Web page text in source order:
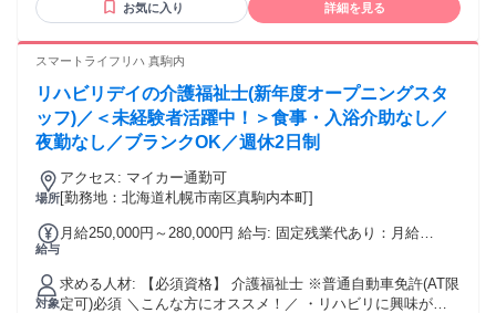
お気に入り 詳細を見る
スマートライフリハ 真駒内
リハビリデイの介護福祉士(新年度オープニングスタ
ッフ)／＜未経験者活躍中！＞食事・入浴介助なし／
夜勤なし／ブランクOK／週休2日制
場所
アクセス: マイカー通勤可
[勤務地：北海道札幌市南区真駒内本町]
給与
月給250,000円～280,000円 給与: 固定残業代あり：月給
￥24,000（17時間相当分）を含む。17時間を超える残業代は
追加で支給する。 昇給年2回 子ども手当
対象
求める人材: 【必須資格】 介護福祉士 ※普通自動車免許(AT限
定可)必須 ＼こんな方にオススメ！／ ・リハビリに興味があ